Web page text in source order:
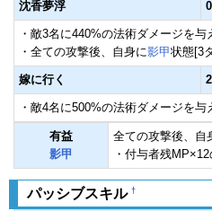
沈香夢浮
・敵3名に440%の法術ダメージを与
・全ての攻撃後、自身に影甲状態[3
嫁に行く
・敵4名に500%の法術ダメージを与
有益
影甲
全ての攻撃後、自
・付与者残
パッシブスキル †